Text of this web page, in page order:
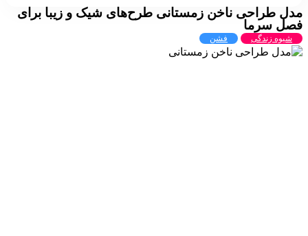
طراحی ناخن زمستانی طرح‌های شیک و زیبا برای
سرما
شیوه زندگی فشن